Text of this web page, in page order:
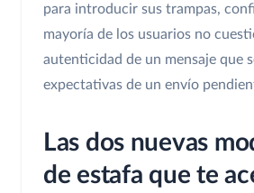
para introducir sus trampas,
mayoría de los usuarios no
autenticidad de un mensaje que
expectativas de un envío
Las dos nuevas
de estafa que te